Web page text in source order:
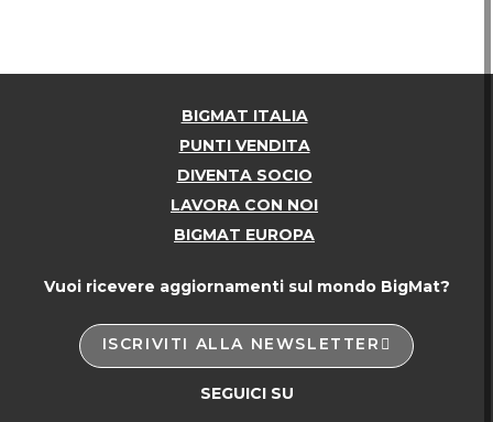
BIGMAT ITALIA
PUNTI VENDITA
DIVENTA SOCIO
LAVORA CON NOI
BIGMAT EUROPA
Vuoi ricevere aggiornamenti sul mondo BigMat?
ISCRIVITI ALLA NEWSLETTER
SEGUICI SU